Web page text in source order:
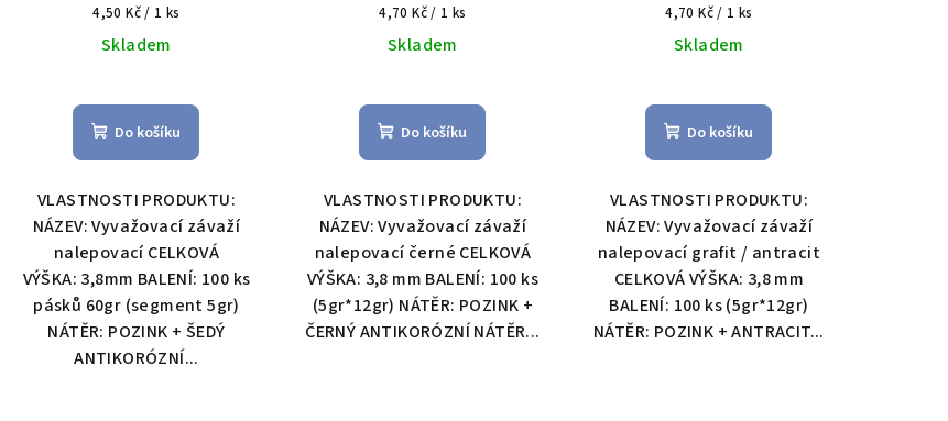
Měrná
cena:
4,50 Kč / 1 ks
Skladem
Do košíku
VLASTNOSTI PRODUKTU:
NÁZEV: Vyvažovací závaží
nalepovací CELKOVÁ
VÝŠKA: 3,8mm BALENÍ: 100 ks
pásků 60gr (segment 5gr)
NÁTĚR: POZINK + ŠEDÝ
ANTIKORÓZNÍ...
Měrná
cena:
4,70 Kč / 1 ks
Skladem
Do košíku
VLASTNOSTI PRODUKTU:
NÁZEV: Vyvažovací závaží
nalepovací černé CELKOVÁ
VÝŠKA: 3,8 mm BALENÍ: 100 ks
(5gr*12gr) NÁTĚR: POZINK +
ČERNÝ ANTIKORÓZNÍ NÁTĚR...
Měrná
cena:
4,70 Kč / 1 ks
Skladem
Do košíku
VLASTNOSTI PRODUKTU:
NÁZEV: Vyvažovací závaží
nalepovací grafit / antracit
CELKOVÁ VÝŠKA: 3,8 mm
BALENÍ: 100 ks (5gr*12gr)
NÁTĚR: POZINK + ANTRACIT...